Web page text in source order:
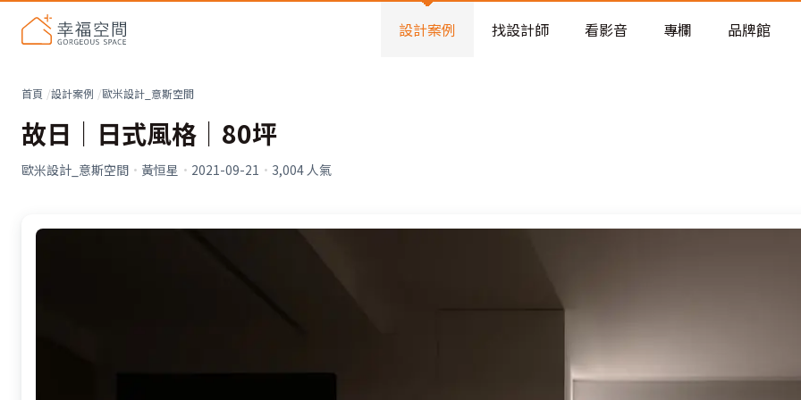
老屋預算分配與高 CP 值煥新術
設計案例 找設計師 看影音 專欄 品牌館
首頁 設計案例 歐米設計_意斯空間
故日｜日式風格｜80坪
歐米設計_意斯空間 · 黃恒星 · 2021-09-21 · 3,004人氣